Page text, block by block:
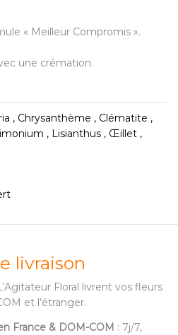
« Meilleur Compromis ».
une crémation.
, Chrysanthème , Clématite ,
, Lisianthus , Œillet ,
livraison
Floral livrent vos fleurs
et l’étranger.
France & DOM-COM : 7j/7,